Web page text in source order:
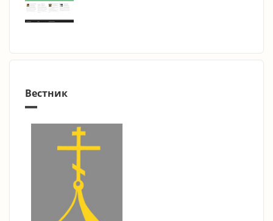
Вестник